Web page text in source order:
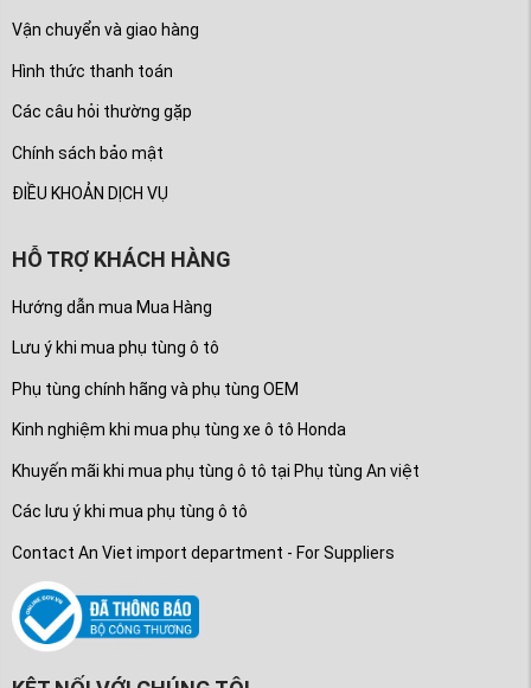
Vận chuyển và giao hàng
Hình thức thanh toán
Các câu hỏi thường gặp
Chính sách bảo mật
ĐIỀU KHOẢN DỊCH VỤ
HỖ TRỢ KHÁCH HÀNG
Hướng dẫn mua Mua Hàng
Lưu ý khi mua phụ tùng ô tô
Phụ tùng chính hãng và phụ tùng OEM
Kinh nghiệm khi mua phụ tùng xe ô tô Honda
Khuyến mãi khi mua phụ tùng ô tô tại Phụ tùng An việt
Các lưu ý khi mua phụ tùng ô tô
Contact An Viet import department - For Suppliers